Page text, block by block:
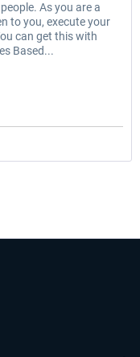
36,29 € *
As you are a
to you, execute your
can get this with
Based...